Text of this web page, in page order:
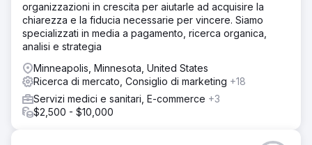
organizzazioni in crescita per aiutarle ad acquisire la
chiarezza e la fiducia necessarie per vincere. Siamo
specializzati in media a pagamento, ricerca organica,
analisi e strategia
Minneapolis, Minnesota, United States
Ricerca di mercato, Consiglio di marketing +18
Servizi medici e sanitari, E-commerce +3
$2,500 - $10,000